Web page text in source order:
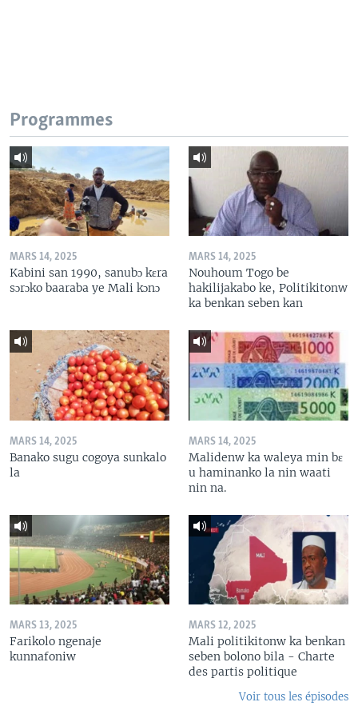
Programmes
MARS 14, 2025
Kabini san 1990, sanubɔ kɛra
sɔrɔko baaraba ye Mali kɔnɔ
MARS 14, 2025
Nouhoum Togo be
hakilijakabo ke, Politikitonw
ka benkan seben kan
MARS 14, 2025
Banako sugu cogoya sunkalo
la
MARS 14, 2025
Malidenw ka waleya min bɛ
u haminanko la nin waati
nin na.
MARS 13, 2025
Farikolo ngenaje
kunnafoniw
MARS 12, 2025
Mali politikitonw ka benkan
seben bolono bila - Charte
des partis politique
Voir tous les épisodes